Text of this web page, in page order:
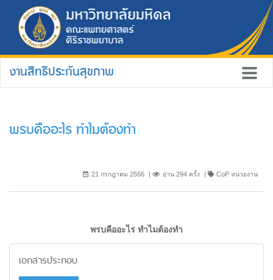
งานสิทธิประกันสุขภาพ
พรบคืออะไร ทำไมต้องทำ
21 กรกฎาคม 2566 อ่าน 294 ครั้ง CoP หน่วยงาน
พรบคืออะไร ทำไมต้องทำ
เอกสารประกอบ